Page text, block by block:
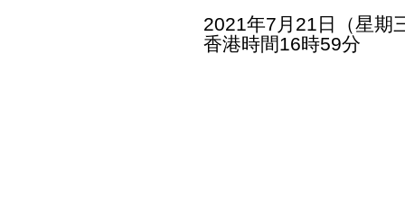
2021年7月21日（星期
香港時間16時59分